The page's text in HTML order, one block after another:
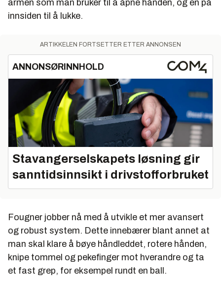
armen som man bruker til å åpne hånden, og en på
innsiden til å lukke.
ARTIKKELEN FORTSETTER ETTER ANNONSEN
ANNONSØRINNHOLD
Stavangerselskapets løsning gir
sanntidsinnsikt i drivstofforbruket
Fougner jobber nå med å utvikle et mer avansert
og robust system. Dette innebærer blant annet at
man skal klare å bøye håndleddet, rotere hånden,
knipe tommel og pekefinger mot hverandre og ta
et fast grep, for eksempel rundt en ball.